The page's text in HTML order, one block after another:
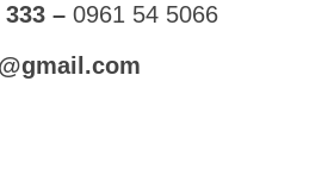
– 0961 54 5066